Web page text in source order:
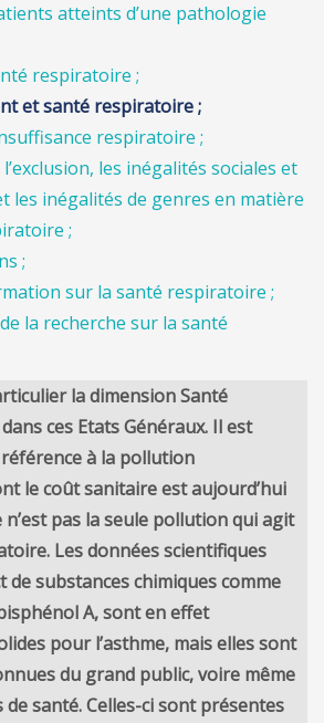
atteints d’une pathologie
respiratoire ;
et santé respiratoire ;
respiratoire ;
les inégalités sociales et
les inégalités de genres en matière
;
;
sur la santé respiratoire ;
la recherche sur la santé
la dimension Santé
dans ces Etats Généraux. Il est
à la pollution
le coût sanitaire est aujourd’hui
n’est pas la seule pollution qui agit
Les données scientifiques
de substances chimiques comme
A, sont en effet
pour l’asthme, mais elles sont
du grand public, voire même
santé. Celles-ci sont présentes